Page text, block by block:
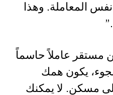
نفس المعاملة. وهذا
مستقر عاملاً حاسماً
يكون همك
مسكن. لا يمكنك